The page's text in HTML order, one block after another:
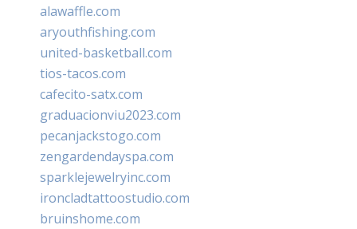
alawaffle.com
aryouthfishing.com
united-basketball.com
tios-tacos.com
cafecito-satx.com
graduacionviu2023.com
pecanjackstogo.com
zengardendayspa.com
sparklejewelryinc.com
ironcladtattoostudio.com
bruinshome.com